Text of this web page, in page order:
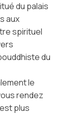
du palais
aux
spirituel
du
le
rendez
plus